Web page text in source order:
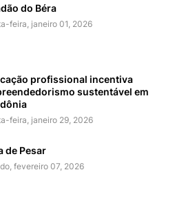
do Béra
feira, janeiro 01, 2026
profissional incentiva
sustentável em
feira, janeiro 29, 2026
de Pesar
fevereiro 07, 2026